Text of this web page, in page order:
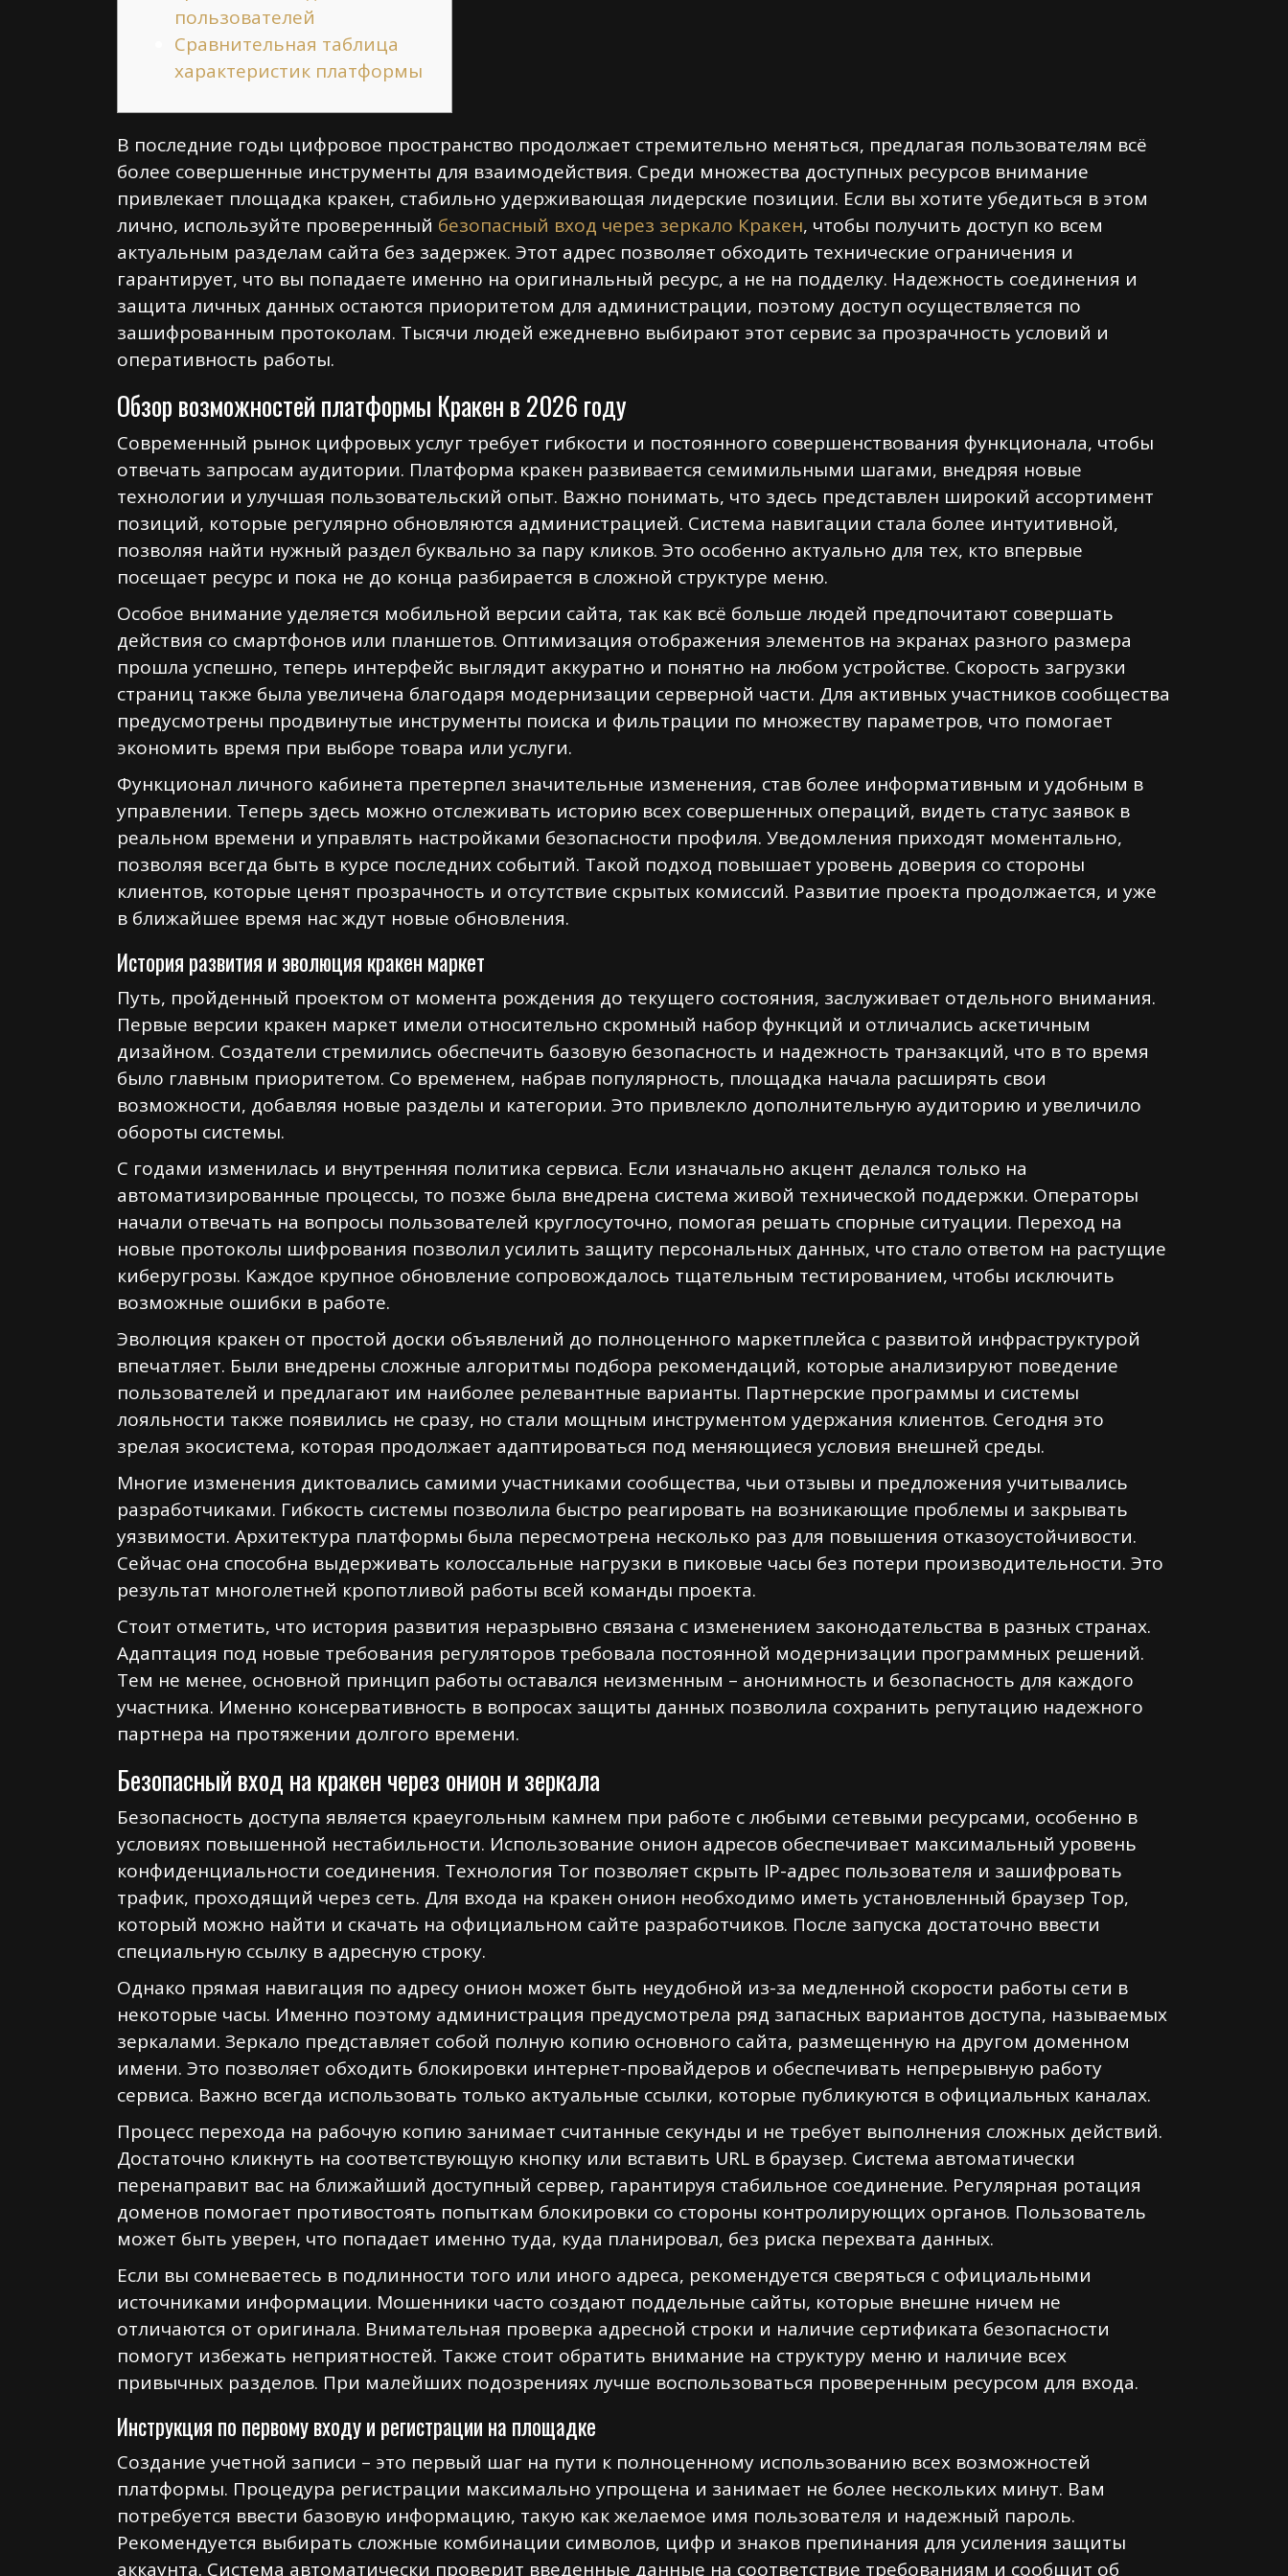
пользователей
Сравнительная таблица
характеристик платформы
В последние годы цифровое пространство продолжает стремительно меняться, предлагая пользователям всё
более совершенные инструменты для взаимодействия. Среди множества доступных ресурсов внимание
привлекает площадка кракен, стабильно удерживающая лидерские позиции. Если вы хотите убедиться в этом
лично, используйте проверенный безопасный вход через зеркало Кракен, чтобы получить доступ ко всем
актуальным разделам сайта без задержек. Этот адрес позволяет обходить технические ограничения и
гарантирует, что вы попадаете именно на оригинальный ресурс, а не на подделку. Надежность соединения и
защита личных данных остаются приоритетом для администрации, поэтому доступ осуществляется по
зашифрованным протоколам. Тысячи людей ежедневно выбирают этот сервис за прозрачность условий и
оперативность работы.
Обзор возможностей платформы Кракен в 2026 году
Современный рынок цифровых услуг требует гибкости и постоянного совершенствования функционала, чтобы
отвечать запросам аудитории. Платформа кракен развивается семимильными шагами, внедряя новые
технологии и улучшая пользовательский опыт. Важно понимать, что здесь представлен широкий ассортимент
позиций, которые регулярно обновляются администрацией. Система навигации стала более интуитивной,
позволяя найти нужный раздел буквально за пару кликов. Это особенно актуально для тех, кто впервые
посещает ресурс и пока не до конца разбирается в сложной структуре меню.
Особое внимание уделяется мобильной версии сайта, так как всё больше людей предпочитают совершать
действия со смартфонов или планшетов. Оптимизация отображения элементов на экранах разного размера
прошла успешно, теперь интерфейс выглядит аккуратно и понятно на любом устройстве. Скорость загрузки
страниц также была увеличена благодаря модернизации серверной части. Для активных участников сообщества
предусмотрены продвинутые инструменты поиска и фильтрации по множеству параметров, что помогает
экономить время при выборе товара или услуги.
Функционал личного кабинета претерпел значительные изменения, став более информативным и удобным в
управлении. Теперь здесь можно отслеживать историю всех совершенных операций, видеть статус заявок в
реальном времени и управлять настройками безопасности профиля. Уведомления приходят моментально,
позволяя всегда быть в курсе последних событий. Такой подход повышает уровень доверия со стороны
клиентов, которые ценят прозрачность и отсутствие скрытых комиссий. Развитие проекта продолжается, и уже
в ближайшее время нас ждут новые обновления.
История развития и эволюция кракен маркет
Путь, пройденный проектом от момента рождения до текущего состояния, заслуживает отдельного внимания.
Первые версии кракен маркет имели относительно скромный набор функций и отличались аскетичным
дизайном. Создатели стремились обеспечить базовую безопасность и надежность транзакций, что в то время
было главным приоритетом. Со временем, набрав популярность, площадка начала расширять свои
возможности, добавляя новые разделы и категории. Это привлекло дополнительную аудиторию и увеличило
обороты системы.
С годами изменилась и внутренняя политика сервиса. Если изначально акцент делался только на
автоматизированные процессы, то позже была внедрена система живой технической поддержки. Операторы
начали отвечать на вопросы пользователей круглосуточно, помогая решать спорные ситуации. Переход на
новые протоколы шифрования позволил усилить защиту персональных данных, что стало ответом на растущие
киберугрозы. Каждое крупное обновление сопровождалось тщательным тестированием, чтобы исключить
возможные ошибки в работе.
Эволюция кракен от простой доски объявлений до полноценного маркетплейса с развитой инфраструктурой
впечатляет. Были внедрены сложные алгоритмы подбора рекомендаций, которые анализируют поведение
пользователей и предлагают им наиболее релевантные варианты. Партнерские программы и системы
лояльности также появились не сразу, но стали мощным инструментом удержания клиентов. Сегодня это
зрелая экосистема, которая продолжает адаптироваться под меняющиеся условия внешней среды.
Многие изменения диктовались самими участниками сообщества, чьи отзывы и предложения учитывались
разработчиками. Гибкость системы позволила быстро реагировать на возникающие проблемы и закрывать
уязвимости. Архитектура платформы была пересмотрена несколько раз для повышения отказоустойчивости.
Сейчас она способна выдерживать колоссальные нагрузки в пиковые часы без потери производительности. Это
результат многолетней кропотливой работы всей команды проекта.
Стоит отметить, что история развития неразрывно связана с изменением законодательства в разных странах.
Адаптация под новые требования регуляторов требовала постоянной модернизации программных решений.
Тем не менее, основной принцип работы оставался неизменным – анонимность и безопасность для каждого
участника. Именно консервативность в вопросах защиты данных позволила сохранить репутацию надежного
партнера на протяжении долгого времени.
Безопасный вход на кракен через онион и зеркала
Безопасность доступа является краеугольным камнем при работе с любыми сетевыми ресурсами, особенно в
условиях повышенной нестабильности. Использование онион адресов обеспечивает максимальный уровень
конфиденциальности соединения. Технология Tor позволяет скрыть IP-адрес пользователя и зашифровать
трафик, проходящий через сеть. Для входа на кракен онион необходимо иметь установленный браузер Тор,
который можно найти и скачать на официальном сайте разработчиков. После запуска достаточно ввести
специальную ссылку в адресную строку.
Однако прямая навигация по адресу онион может быть неудобной из-за медленной скорости работы сети в
некоторые часы. Именно поэтому администрация предусмотрела ряд запасных вариантов доступа, называемых
зеркалами. Зеркало представляет собой полную копию основного сайта, размещенную на другом доменном
имени. Это позволяет обходить блокировки интернет-провайдеров и обеспечивать непрерывную работу
сервиса. Важно всегда использовать только актуальные ссылки, которые публикуются в официальных каналах.
Процесс перехода на рабочую копию занимает считанные секунды и не требует выполнения сложных действий.
Достаточно кликнуть на соответствующую кнопку или вставить URL в браузер. Система автоматически
перенаправит вас на ближайший доступный сервер, гарантируя стабильное соединение. Регулярная ротация
доменов помогает противостоять попыткам блокировки со стороны контролирующих органов. Пользователь
может быть уверен, что попадаeт именно туда, куда планировал, без риска перехвата данных.
Если вы сомневаетесь в подлинности того или иного адреса, рекомендуется сверяться с официальными
источниками информации. Мошенники часто создают поддельные сайты, которые внешне ничем не
отличаются от оригинала. Внимательная проверка адресной строки и наличие сертификата безопасности
помогут избежать неприятностей. Также стоит обратить внимание на структуру меню и наличие всех
привычных разделов. При малейших подозрениях лучше воспользоваться проверенным ресурсом для входа.
Инструкция по первому входу и регистрации на площадке
Создание учетной записи – это первый шаг на пути к полноценному использованию всех возможностей
платформы. Процедура регистрации максимально упрощена и занимает не более нескольких минут. Вам
потребуется ввести базовую информацию, такую как желаемое имя пользователя и надежный пароль.
Рекомендуется выбирать сложные комбинации символов, цифр и знаков препинания для усиления защиты
аккаунта. Система автоматически проверит введенные данные на соответствие требованиям и сообщит об